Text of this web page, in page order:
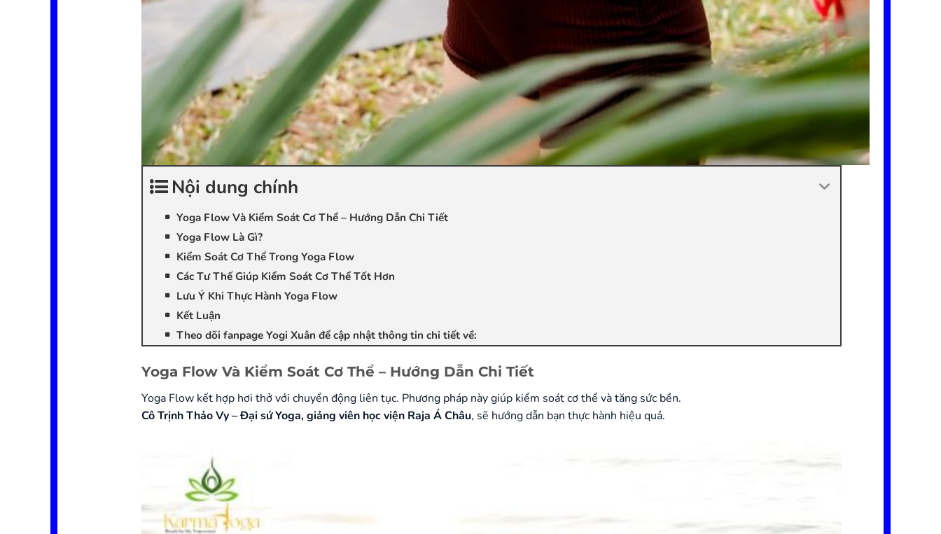
Nội dung chính
Yoga Flow Và Kiểm Soát Cơ Thể – Hướng Dẫn Chi Tiết
Yoga Flow Là Gì?
Kiểm Soát Cơ Thể Trong Yoga Flow
Các Tư Thế Giúp Kiểm Soát Cơ Thể Tốt Hơn
Lưu Ý Khi Thực Hành Yoga Flow
Kết Luận
Theo dõi fanpage Yogi Xuân để cập nhật thông tin chi tiết về:
Yoga Flow Và Kiểm Soát Cơ Thể – Hướng Dẫn Chi Tiết
Yoga Flow kết hợp hơi thở với chuyển động liên tục. Phương pháp này giúp kiểm soát cơ thể và tăng sức bền.
Cô Trịnh Thảo Vy – Đại sứ Yoga, giảng viên học viện Raja Á Châu, sẽ hướng dẫn bạn thực hành hiệu quả.